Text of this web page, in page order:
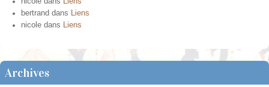
bertrand dans Liens
nicole dans Liens
Archives